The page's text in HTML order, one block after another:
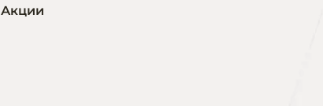
Акции